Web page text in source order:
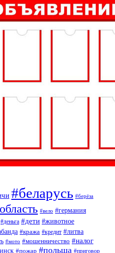
#беларусь #берёза
#вело #германия
#деньга #дети #животное
#кража #кредит #литва
#мото #мошенничество #налог
#пожар #польша #приговор